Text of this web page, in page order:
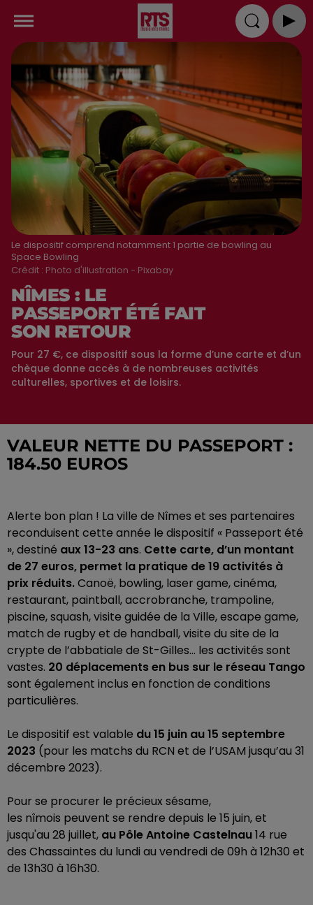
Le dispositif comprend notamment 1 partie de bowling au
Space Bowling
Crédit : Photo d'illustration - Pixabay
NÎMES : LE
PASSEPORT ÉTÉ FAIT
SON RETOUR
Pour 27 €, ce dispositif sous la forme d’une carte et d’un
chèque donne accès à de nombreuses activités
culturelles, sportives et de loisirs.
VALEUR NETTE DU PASSEPORT :
184.50 EUROS
Alerte bon plan ! La ville de Nîmes et ses partenaires
reconduisent cette année le dispositif « Passeport été
», destiné aux 13-23 ans. Cette carte, d’un montant
de 27 euros, permet la pratique de 19 activités à
prix réduits.Canoë, bowling, laser game, cinéma,
restaurant, paintball, accrobranche, trampoline,
piscine, squash, visite guidée de la Ville, escape game,
match de rugby et de handball, visite du site de la
crypte de l’abbatiale de St-Gilles… les activités sont
vastes. 20 déplacements en bus sur le réseau Tango
sont également inclus en fonction de conditions
particulières.
Le dispositif est valable du 15 juin au 15 septembre
2023 (pour les matchs du RCN et de l’USAM jusqu’au 31
décembre 2023).
Pour se procurer le précieux sésame,
les nîmois peuvent se rendre depuis le 15 juin, et
jusqu'au 28 juillet, au Pôle Antoine Castelnau14 rue
des Chassaintes du lundi au vendredi de 09h à 12h30 et
de 13h30 à 16h30.